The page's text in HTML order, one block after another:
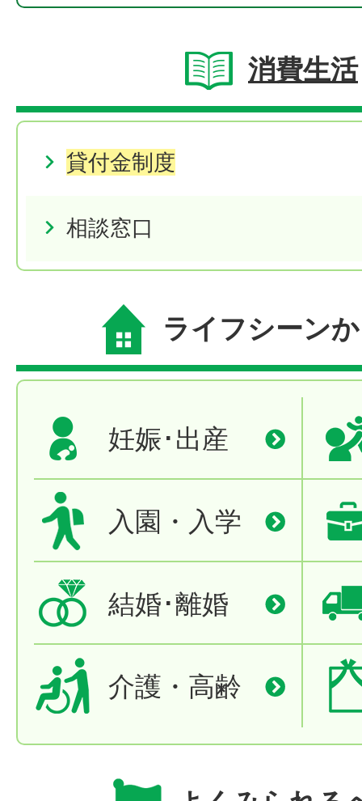
消費生活
貸付金制度
相談窓口
ライフシーン
妊娠･出産
入園・入学
結婚･離婚
介護・高齢